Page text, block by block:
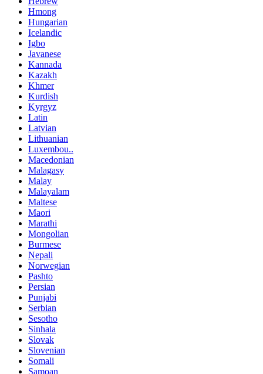
Hmong
Hungarian
Icelandic
Igbo
Javanese
Kannada
Kazakh
Khmer
Kurdish
Kyrgyz
Latin
Latvian
Lithuanian
Luxembou..
Macedonian
Malagasy
Malay
Malayalam
Maltese
Maori
Marathi
Mongolian
Burmese
Nepali
Norwegian
Pashto
Persian
Punjabi
Serbian
Sesotho
Sinhala
Slovak
Slovenian
Somali
Samoan